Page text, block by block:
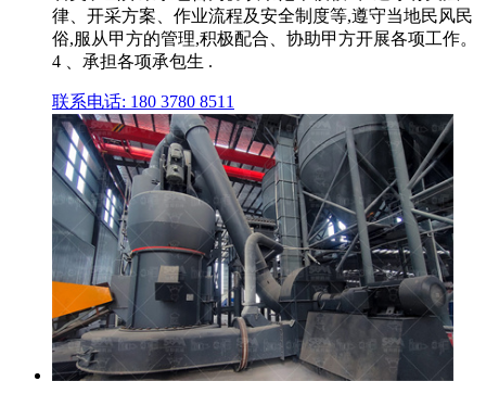
律、开采方案、作业流程及安全制度等,遵守当地民风民
俗,服从甲方的管理,积极配合、协助甲方开展各项工作。
4 、承担各项承包生 .
联系电话: 180 3780 8511